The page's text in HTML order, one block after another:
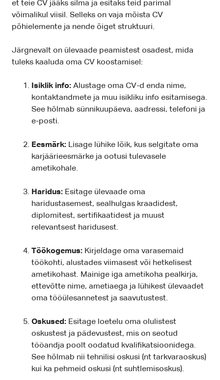
et teie CV jääks silma ja esitaks teid parimal
võimalikul viisil. Selleks on vaja mõista CV
põhielemente ja nende õiget struktuuri.
Järgnevalt on ülevaade peamistest osadest, mida
tuleks kaaluda oma CV koostamisel:
Isiklik info: Alustage oma CV-d enda nime,
kontaktandmete ja muu isikliku info esitamisega.
See hõlmab sünnikuupäeva, aadressi, telefoni ja
e-posti.
Eesmärk: Lisage lühike lõik, kus selgitate oma
karjäärieesmärke ja ootusi tulevasele
ametikohale.
Haridus: Esitage ülevaade oma
haridustasemest, sealhulgas kraadidest,
diplomitest, sertifikaatidest ja muust
relevantsest haridusest.
Töökogemus: Kirjeldage oma varasemaid
töökohti, alustades viimasest või hetkelisest
ametikohast. Mainige iga ametikoha pealkirja,
ettevõtte nime, ametiaega ja lühikest ülevaadet
oma tööülesannetest ja saavutustest.
Oskused: Esitage loetelu oma olulistest
oskustest ja pädevustest, mis on seotud
tööandja poolt oodatud kvalifikatsioonidega.
See hõlmab nii tehnilisi oskusi (nt tarkvaraoskus)
kui ka pehmeid oskusi (nt suhtlemisoskus).